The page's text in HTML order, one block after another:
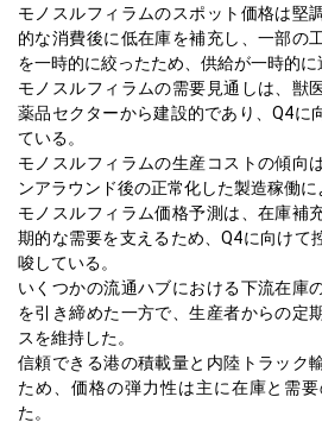
モノスルフィラムのスポット価格は堅
的な消費後に低在庫を補充し、一部の
を一時的に絞ったため、供給が一時的に
モノスルフィラムの需要見通しは、獣
薬品セクターから建設的であり、Q4に
ている。
モノスルフィラムの生産コストの傾向
ンアラウンド後の正常化した製造稼働に
モノスルフィラム価格予測は、在庫補
期的な需要を支えるため、Q4に向けて
唆している。
いくつかの流通ハブにおける下流在庫
を引き締めた一方で、生産者からの定
スを維持した。
信頼できる港の積載量と内陸トラック
ため、価格の弾力性は主に在庫と需
た。